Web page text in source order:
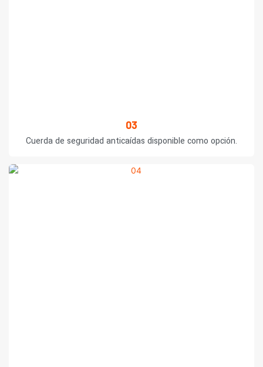
03
Cuerda de seguridad anticaídas disponible como opción.